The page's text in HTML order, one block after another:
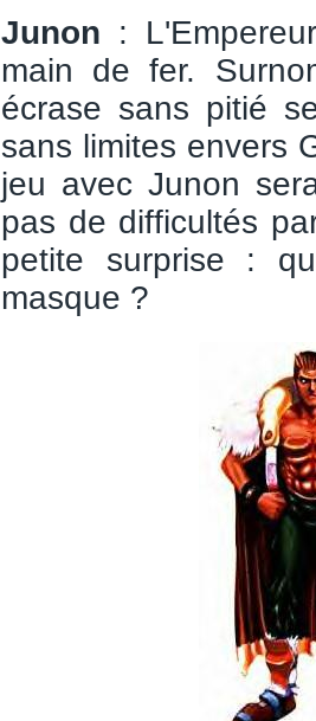
Junon :
main de fer.
écrase sans pitié
sans limites envers
jeu avec Junon
pas de difficultés
petite surprise :
masque ?